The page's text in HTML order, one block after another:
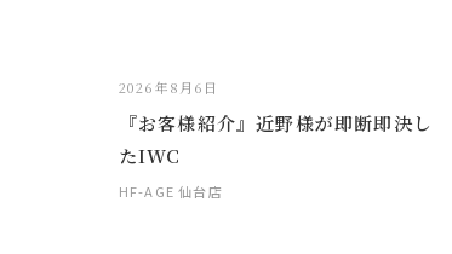
2026年8月6日
『お客様紹介』近野様が即断即決し
たIWC
HF-AGE 仙台店